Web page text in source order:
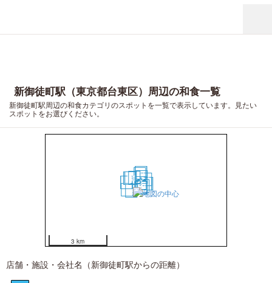
新御徒町駅（東京都台東区）周辺の和食一覧
新御徒町駅周辺の和食カテゴリのスポットを一覧で表示しています。見たい
スポットをお選びください。
12
3
4
5
6
7
89
1011
12
13 14
15
16
17
18
19
20
3 km
店舗・施設・会社名（新御徒町駅からの距離）